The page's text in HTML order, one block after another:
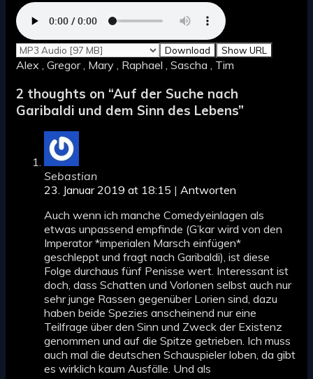
Download Show URL
Alex , Gregor , Mary , Raphael , Sascha , Tim
2 thoughts on “Auf der Suche nach
Garibaldi und dem Sinn des Lebens”
Sebastian
23. Januar 2019 at 18:15 | Antworten
Auch wenn ich manche Comedyeinlagen als
etwas unpassend empfinde (G’kar wird von den
Imperator *imperialen Marsch einfügen*
geschleppt und fragt nach Garibaldi), ist diese
Folge durchaus fünf Penisse wert. Interessant ist
doch, dass Schatten und Vorlonen selbst auch nur
sehr junge Rassen gegenüber Lorien sind, dazu
haben beide Spezies anscheinend nur eine
Teilfrage über den Sinn und Zweck der Existenz
genommen und auf die Spitze getrieben. Ich muss
auch mal die deutschen Schauspieler loben, da gibt
es wirklich kaum Ausfälle. Und als